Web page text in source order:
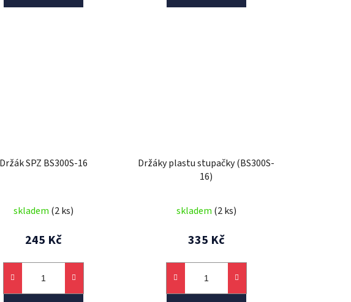
Držák SPZ BS300S-16
skladem (2 ks)
245 Kč
Držáky plastu stupačky (BS300S-
16)
skladem (2 ks)
335 Kč